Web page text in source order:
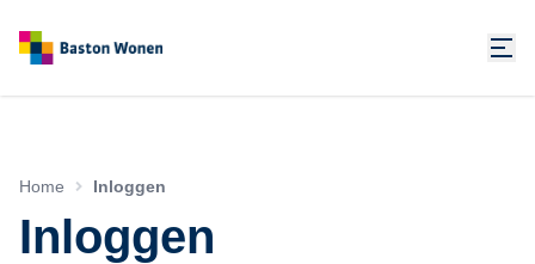
Home Inloggen
Inloggen